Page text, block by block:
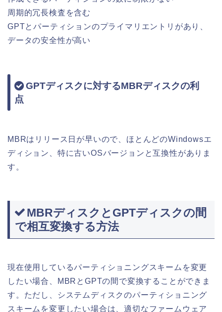
周期的冗長検査を含む
GPTとパーティションのプライマリエントリがあり、
データの安全性が高い
GPTディスクに対するMBRディスクの利
点
MBRはリリース日が早いので、ほとんどのWindowsエ
ディション、特に古いOSバージョンと互換性がありま
す。
MBRディスクとGPTディスクの間
で相互変換する方法
現在使用しているパーティショニングスキームを変更
したい場合、MBRとGPTの間で変換することができま
す。ただし、システムディスクのパーティショニング
スキームを変更したい場合は、適切なファームウェア